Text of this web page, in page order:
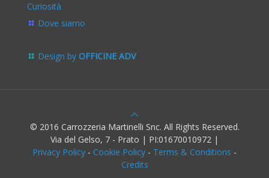
Curiosità
Dove siamo
Design by OFFICINE ADV
© 2016 Carrozzeria Martinelli Snc. All Rights Reserved.
Via del Gelso, 7 - Prato | PI:01670010972 |
Privacy Policy - Cookie Policy - Terms & Conditions -
Credits